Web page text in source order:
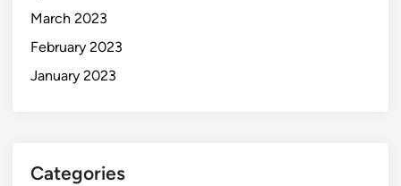
March 2023
February 2023
January 2023
Categories